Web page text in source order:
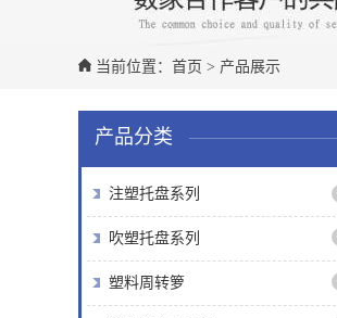
当前位置： 首页 > 产品展示
产品分类
注塑托盘系列
吹塑托盘系列
塑料周转箩